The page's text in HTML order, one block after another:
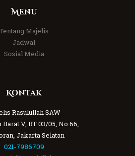
Menu
Tentang Majelis
Jadwal
Sosial Media
Kontak
Rasulullah SAW
V, RT 03/05, No 66,
Jakarta Selatan
021-7986709